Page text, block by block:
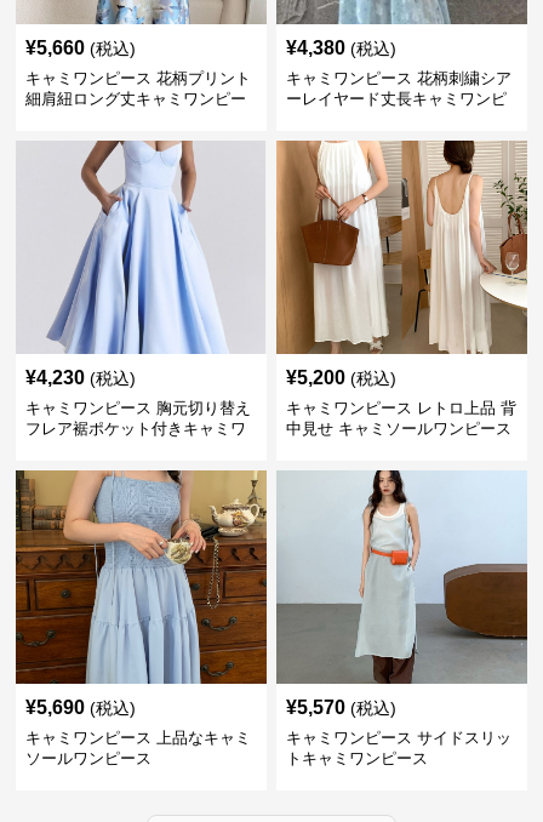
¥5,660 (税込)
キャミワンピース 花柄プリント
細肩紐ロング丈キャミワンピー
¥4,380 (税込)
キャミワンピース 花柄刺繍シア
ーレイヤード丈長キャミワンピ
¥4,230 (税込)
キャミワンピース 胸元切り替え
フレア裾ポケット付きキャミワ
¥5,200 (税込)
キャミワンピース レトロ上品 背
中見せ キャミソールワンピース
¥5,690 (税込)
キャミワンピース 上品なキャミ
ソールワンピース
¥5,570 (税込)
キャミワンピース サイドスリッ
トキャミワンピース